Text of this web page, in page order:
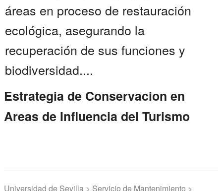
áreas en proceso de restauración
ecológica, asegurando la
recuperación de sus funciones y
biodiversidad....
Estrategia de Conservacion en
Areas de Influencia del Turismo
Universidad de Sevilla > Servicio de Mantenimiento >